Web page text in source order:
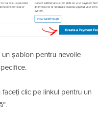
șablon pentru nevoile
clic pe linkul pentru un